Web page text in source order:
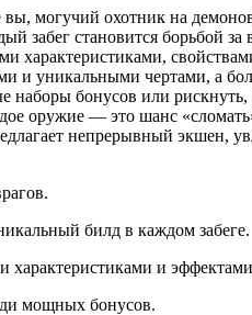
могучий охотник на
забег становится борьбой
характеристиками,
и уникальными чертами, а
бонусов или
оружие — это шанс
непрерывный экшен,
билд в каждом забеге.
и
мощных бонусов.